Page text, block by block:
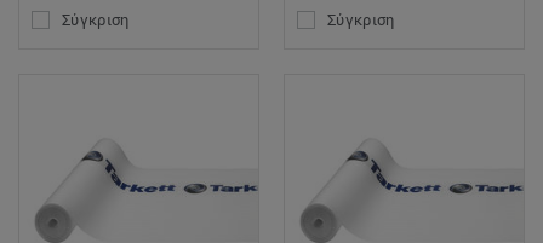
Σύγκριση Σύγκριση